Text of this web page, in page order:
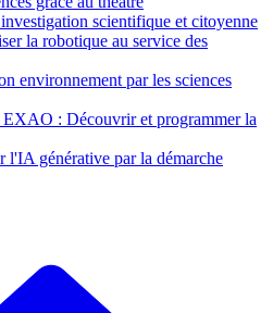
scientifique et citoyenne
la robotique au service des
environnement par les sciences
: Découvrir et programmer la
générative par la démarche